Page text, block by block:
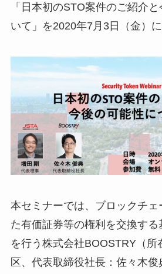
「日本初のSTO案件のご紹介
いて」を2020年7月3日（金）に
本セミナーでは、ブロックチェ
た有価証券等の権利を交換す
を行う株式会社BOOSTRY（所
区、代表取締役社長：佐々木